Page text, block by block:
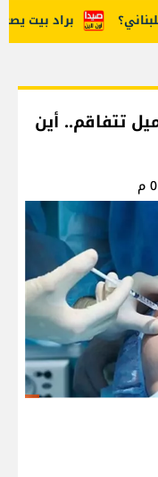
براد بيت يصعّد
تتفاقم.. أين